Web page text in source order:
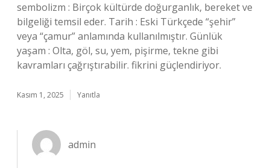
sembolizm : Birçok kültürde doğurganlık, bereket ve
bilgeliği temsil eder. Tarih : Eski Türkçede “şehir”
veya “çamur” anlamında kullanılmıştır. Günlük
yaşam : Olta, göl, su, yem, pişirme, tekne gibi
kavramları çağrıştırabilir. fikrini güçlendiriyor.
Kasım 1, 2025 Yanıtla
admin